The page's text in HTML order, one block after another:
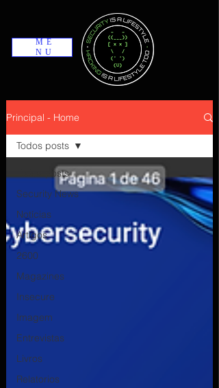
ME
NU
Principal - Home
Todos posts
Security News
Notícias
Artigos
2600
Magazines
Insecure
Imagem
Entrevistas
Livros
Relatorios
Todos posts